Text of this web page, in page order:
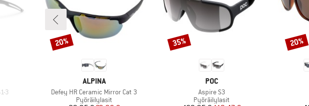
3
MERKKI
ALPINA
Tuote
Defey HR Ceramic Mirror Cat 3
Tuoteryhmä
Pyöräilylasit
Alennus
20%
MERKKI
POC
Tuote
Aspire S3
Tuoteryhmä
Pyöräilylasit
Alennus
35% Alennus
20%